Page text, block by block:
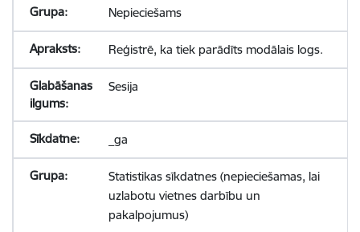
Nepieciešams
Reģistrē, ka tiek parādīts modālais logs.
Sesija
_ga
Statistikas sīkdatnes (nepieciešamas, lai
uzlabotu vietnes darbību un
pakalpojumus)